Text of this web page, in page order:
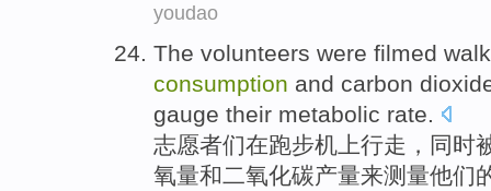
youdao
The volunteers were filmed
consumption and carbon
gauge their metabolic rate.
志愿者们在跑步机上行走 ，同时
氧量和二氧化碳产量来测量他们